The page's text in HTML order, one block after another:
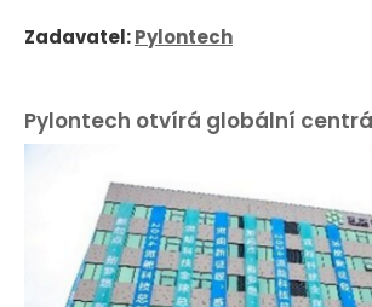
Zadavatel:Pylontech
Pylontech otvírá globální